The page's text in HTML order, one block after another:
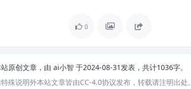
0
原创文章，由 ai小智 于2024-08-31发表，共计1036字。
殊说明外本站文章皆由CC-4.0协议发布，转载请注明出处。